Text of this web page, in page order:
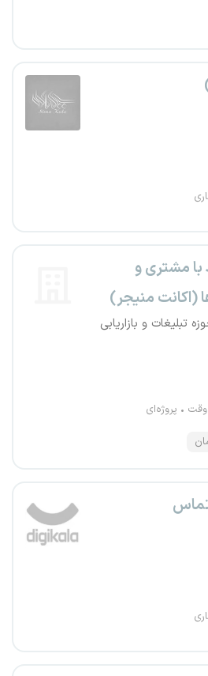
با مشتری و
(اکانت منیجر)
تبلیغات و بازاریابی
وقت پروژه‌ای